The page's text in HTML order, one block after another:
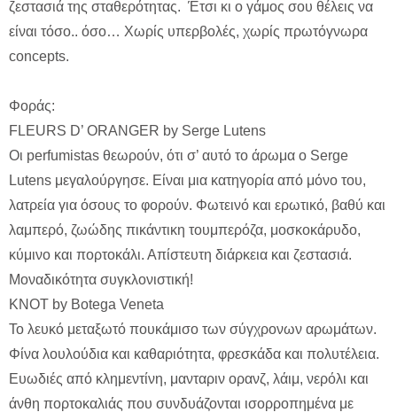
ζεστασιά της σταθερότητας. Έτσι κι ο γάμος σου θέλεις να
είναι τόσο.. όσο… Χωρίς υπερβολές, χωρίς πρωτόγνωρα
concepts.
Φοράς:
FLEURS D’ ORANGER by Serge Lutens
Οι perfumistas θεωρούν, ότι σ’ αυτό το άρωμα ο Serge
Lutens μεγαλούργησε. Είναι μια κατηγορία από μόνο του,
λατρεία για όσους το φορούν. Φωτεινό και ερωτικό, βαθύ και
λαμπερό, ζωώδης πικάντικη τουμπερόζα, μοσκοκάρυδο,
κύμινο και πορτοκάλι. Απίστευτη διάρκεια και ζεστασιά.
Μοναδικότητα συγκλονιστική!
KNOT by Botega Veneta
Το λευκό μεταξωτό πουκάμισο των σύγχρονων αρωμάτων.
Φίνα λουλούδια και καθαριότητα, φρεσκάδα και πολυτέλεια.
Ευωδιές από κλημεντίνη, μανταριν ορανζ, λάιμ, νερόλι και
άνθη πορτοκαλιάς που συνδυάζονται ισορροπημένα με